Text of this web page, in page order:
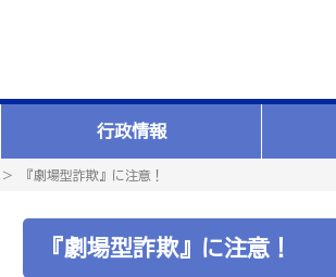
行政情報
＞ 『劇場型詐欺』に注意！
『劇場型詐欺』に注意！